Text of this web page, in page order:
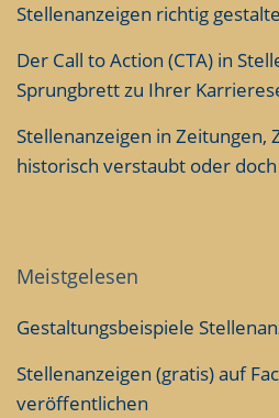
Stellenanzeigen richtig
Der Call to Action (CTA) in
Sprungbrett zu Ihrer
Stellenanzeigen in Zeitungen,
historisch verstaubt oder doch
Meistgelesen
Gestaltungsbeispiele
Stellenanzeigen (gratis) auf
veröffentlichen